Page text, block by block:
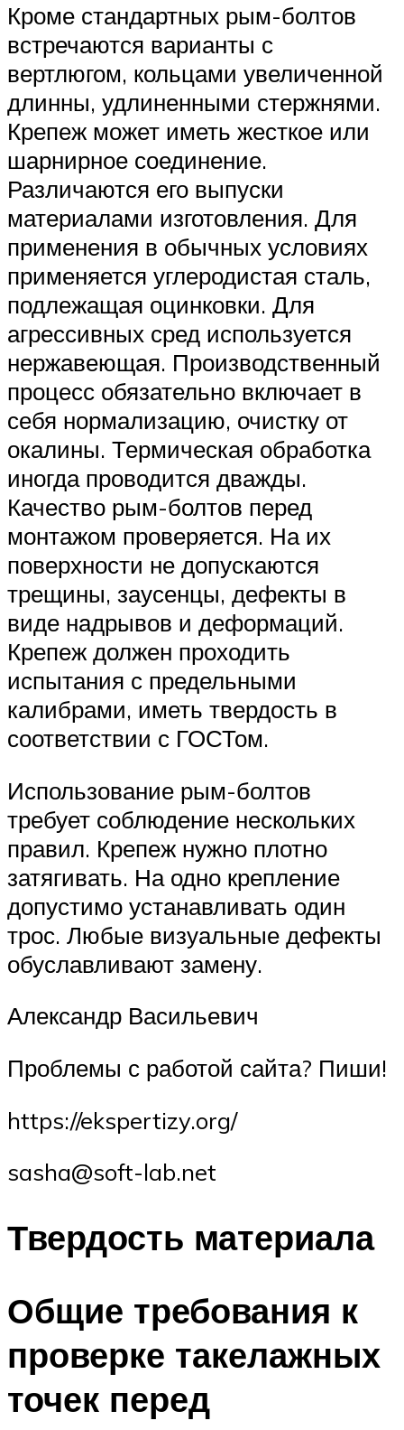
Кроме стандартных рым-болтов
встречаются варианты с
вертлюгом, кольцами увеличенной
длинны, удлиненными стержнями.
Крепеж может иметь жесткое или
шарнирное соединение.
Различаются его выпуски
материалами изготовления. Для
применения в обычных условиях
применяется углеродистая сталь,
подлежащая оцинковки. Для
агрессивных сред используется
нержавеющая. Производственный
процесс обязательно включает в
себя нормализацию, очистку от
окалины. Термическая обработка
иногда проводится дважды.
Качество рым-болтов перед
монтажом проверяется. На их
поверхности не допускаются
трещины, заусенцы, дефекты в
виде надрывов и деформаций.
Крепеж должен проходить
испытания с предельными
калибрами, иметь твердость в
соответствии с ГОСТом.
Использование рым-болтов
требует соблюдение нескольких
правил. Крепеж нужно плотно
затягивать. На одно крепление
допустимо устанавливать один
трос. Любые визуальные дефекты
обуславливают замену.
Александр Васильевич
Проблемы с работой сайта? Пиши!
https://ekspertizy.org/
sasha@soft-lab.net
Твердость материала
Общие требования к
проверке такелажных
точек перед